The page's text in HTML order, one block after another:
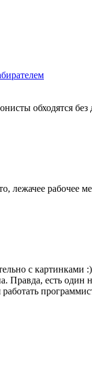
обходятся без
лежачее рабочее
с картинками
Правда, есть